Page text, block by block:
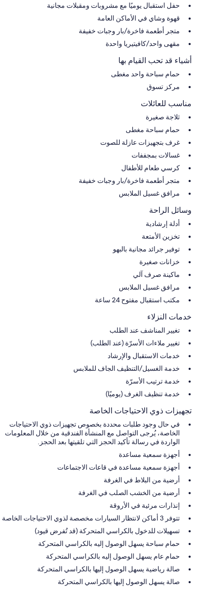
حفل استقبال يوميًا مع مشروبات ومقبلات مجانية
قهوة وشاي في الأماكن العامة
متجر أطعمة فاخرة/بار وجبات خفيفة
مقهى واحد/كافيتيريا واحدة
أشياء قد تحب القيام بها
حمام سباحة واحد مغطى
مركز تسوق
مناسب للعائلات
ثلاجة صغيرة
حمام سباحة مغطى
غرف بتجهيزات عازلة للصوت
غسالات بمجففات
كرسي طعام للأطفال
متجر أطعمة فاخرة/بار وجبات خفيفة
مرافق غسيل الملابس
وسائل الراحة
أدلة إرشادية
تخزين الأمتعة
توفير جرائد مجانية بالبهو
خزانات صغيرة
ماكينة صرف آلي
مرافق غسيل الملابس
مكتب استقبال مفتوح 24 ساعة
خدمات النزلاء
تغيير المناشف عند الطلب
تغيير ملاءات الأسرّة (عند الطلب)
خدمات الاستقبال والإرشاد
خدمة الغسيل/التنظيف الجاف للملابس
خدمة ترتيب الأسرّة
خدمة تنظيف الغرف (يوميًا)
تجهيزات ذوي الاحتياجات الخاصة
في حال وجود طلبات محددة بخصوص تجهيزات ذوي الاحتياجات
الخاصة، يُرجى التواصل مع المنشأة الفندقية من خلال المعلومات
الواردة في رسالة تأكيد الحجز التي تلقيتها بعد الحجز.
أجهزة سمعية مساعدة
أجهزة سمعية مساعدة في قاعات الاجتماعات
أرضية من البلاط في الغرفة
أرضية من الخشب الصلب في الغرفة
إنذارات مرئية في الأروقة
تتوفر 3 أماكن لانتظار السيارات مخصصة لذوي الاحتياجات الخاصة
تسهيلات للدخول بالكراسي المتحركة (قد تُفرض قيود)
حمام سباحة يسهل الوصول إليه بالكراسي المتحركة
حمام عام يسهل الوصول إليه بالكراسي المتحركة
صالة رياضية يسهل الوصول إليها بالكراسي المتحركة
صالة يسهل الوصول إليها بالكراسي المتحركة